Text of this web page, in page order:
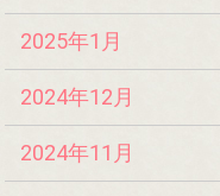
2025年1月
2024年12月
2024年11月